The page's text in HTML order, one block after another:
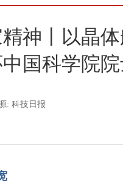
神丨以晶
国科学院院
: 科技日报